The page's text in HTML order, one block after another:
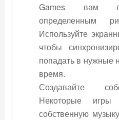
Games вам
определенным
Используйте
чтобы
попадать в нужные
время.
Создавайте
Некоторые игры
собственную